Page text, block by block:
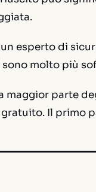
esperto di
sono molto più
maggior parte
Il primo